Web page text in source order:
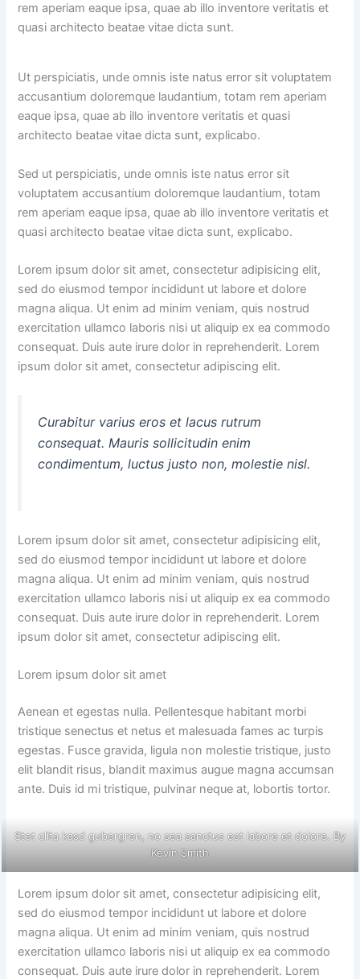
rem aperiam eaque ipsa, quae ab illo inventore veritatis et
quasi architecto beatae vitae dicta sunt.
Ut perspiciatis, unde omnis iste natus error sit voluptatem
accusantium doloremque laudantium, totam rem aperiam
eaque ipsa, quae ab illo inventore veritatis et quasi
architecto beatae vitae dicta sunt, explicabo.
Sed ut perspiciatis, unde omnis iste natus error sit
voluptatem accusantium doloremque laudantium, totam
rem aperiam eaque ipsa, quae ab illo inventore veritatis et
quasi architecto beatae vitae dicta sunt, explicabo.
Lorem ipsum dolor sit amet, consectetur adipisicing elit,
sed do eiusmod tempor incididunt ut labore et dolore
magna aliqua. Ut enim ad minim veniam, quis nostrud
exercitation ullamco laboris nisi ut aliquip ex ea commodo
consequat. Duis aute irure dolor in reprehenderit. Lorem
ipsum dolor sit amet, consectetur adipiscing elit.
Curabitur varius eros et lacus rutrum
consequat. Mauris sollicitudin enim
condimentum, luctus justo non, molestie nisl.
Lorem ipsum dolor sit amet, consectetur adipisicing elit,
sed do eiusmod tempor incididunt ut labore et dolore
magna aliqua. Ut enim ad minim veniam, quis nostrud
exercitation ullamco laboris nisi ut aliquip ex ea commodo
consequat. Duis aute irure dolor in reprehenderit. Lorem
ipsum dolor sit amet, consectetur adipiscing elit.
Lorem ipsum dolor sit amet
Aenean et egestas nulla. Pellentesque habitant morbi
tristique senectus et netus et malesuada fames ac turpis
egestas. Fusce gravida, ligula non molestie tristique, justo
elit blandit risus, blandit maximus augue magna accumsan
ante. Duis id mi tristique, pulvinar neque at, lobortis tortor.
Stet clita kasd gubergren, no sea sanctus est labore et dolore. By
Kevin Smith
Lorem ipsum dolor sit amet, consectetur adipisicing elit,
sed do eiusmod tempor incididunt ut labore et dolore
magna aliqua. Ut enim ad minim veniam, quis nostrud
exercitation ullamco laboris nisi ut aliquip ex ea commodo
consequat. Duis aute irure dolor in reprehenderit. Lorem